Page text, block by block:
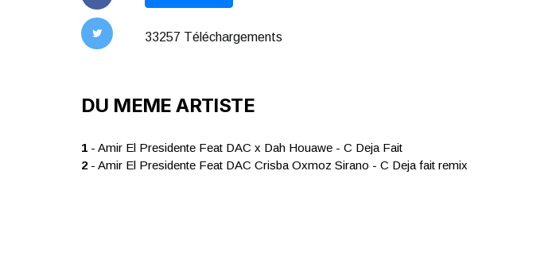
33257 Téléchargements
DU MEME ARTISTE
1 - Amir El Presidente Feat DAC x Dah Houawe - C Deja Fait
2 - Amir El Presidente Feat DAC Crisba Oxmoz Sirano - C Deja fait remix